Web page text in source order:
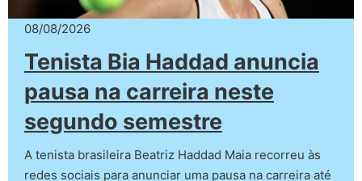
08/08/2026
Tenista Bia Haddad anuncia
pausa na carreira neste
segundo semestre
A tenista brasileira Beatriz Haddad Maia recorreu às
redes sociais para anunciar uma pausa na carreira até